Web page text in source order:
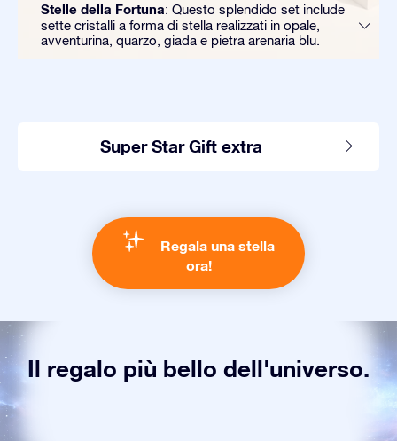
Stelle della Fortuna: Questo splendido set include
sette cristalli a forma di stella realizzati in opale,
avventurina, quarzo, giada e pietra arenaria blu.
Super Star Gift extra
Regala una stella
ora!
Il regalo più bello dell'universo.